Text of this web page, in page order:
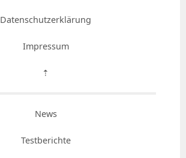
Datenschutzerklärung
Impressum
⇡
News
Testberichte